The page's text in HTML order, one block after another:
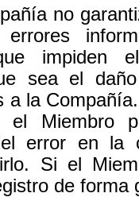
no
impiden
sea el
a la
el Miembro
error en la
Si el
de forma